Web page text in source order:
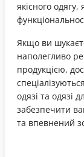
якісного
Якщо ви
наполегливо
продукцією,
одязі та одязі
забезпечити
та впевнений